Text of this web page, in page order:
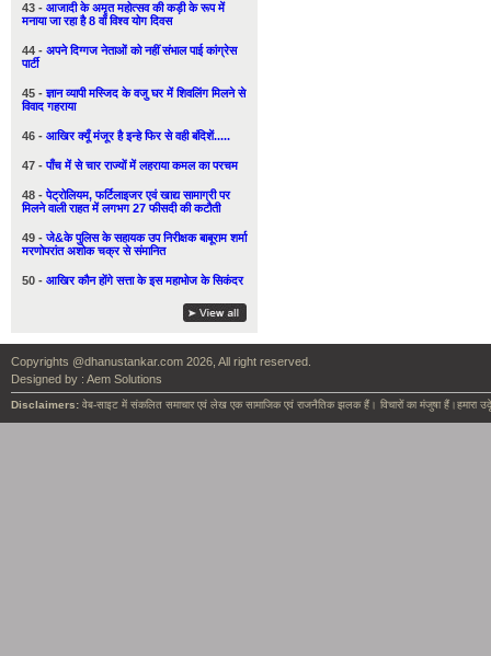
43 - आजादी के अमृत महोत्सव की कड़ी के रूप में
मनाया जा रहा है 8 वाँ विश्व योग दिवस
44 - अपने दिग्गज नेताओं को नहीं संभाल पाई कांग्रेस
पार्टी
45 -ज्ञान व्यापी मस्जिद के वजु घर में शिवलिंग मिलने से
विवाद गहराया
46 - आखिर क्यूँ मंजूर है इन्हे फिर से वही बंदिशें.....
47 -पाँच में से चार राज्यों में लहराया कमल का परचम
48 -पेट्रोलियम, फर्टिलाइजर एवं खाद्य सामाग्री पर
मिलने वाली राहत में लगभग 27 फीसदी की कटौती
49 -जे&के पुलिस के सहायक उप निरीक्षक बाबूराम शर्मा
मरणोपरांत अशोक चक्र से संमानित
50 - आखिर कौन होंगे सत्ता के इस महाभोज के सिकंदर
Copyrights @dhanustankar.com 2026, All right reserved.
Designed by : Aem Solutions
Disclaimers: वेब-साइट में संकलित समाचार एवं लेख एक सामाजिक एवं राजनैतिक झलक हैं। विचारों का मंजुषा हैं।हमारा